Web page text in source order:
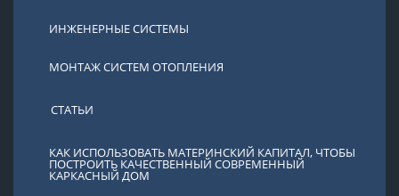
ИНЖЕНЕРНЫЕ СИСТЕМЫ
МОНТАЖ СИСТЕМ ОТОПЛЕНИЯ
СТАТЬИ
КАК ИСПОЛЬЗОВАТЬ МАТЕРИНСКИЙ КАПИТАЛ, ЧТОБЫ
ПОСТРОИТЬ КАЧЕСТВЕННЫЙ СОВРЕМЕННЫЙ
КАРКАСНЫЙ ДОМ